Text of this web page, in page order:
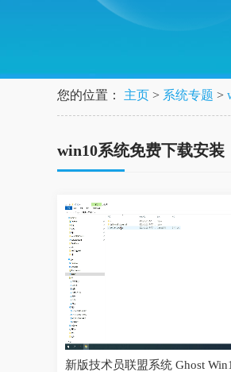
您的位置： 主页 > 系统专题 >
win10系统免费下载安装
新版技术员联盟系统 Ghost